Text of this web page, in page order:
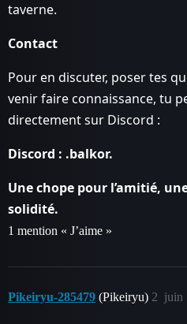
taverne.
Contact
Pour en discuter, poser tes
venir faire connaissance, tu
directement sur Discord :
Discord : .balkor.
Une chope pour l’amitié,
solidité.
1 mention « J’aime »
Pikeiryu-285479 (Pikeiryu) juin
2